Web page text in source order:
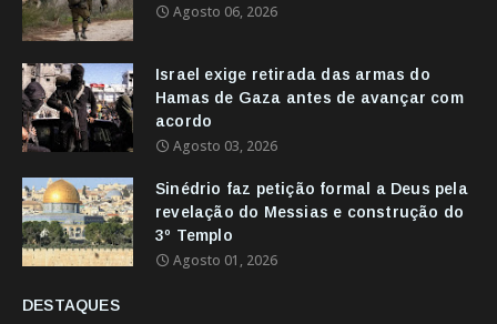
Agosto 06, 2026
Israel exige retirada das armas do
Hamas de Gaza antes de avançar com
acordo
Agosto 03, 2026
Sinédrio faz petição formal a Deus pela
revelação do Messias e construção do
3º Templo
Agosto 01, 2026
DESTAQUES